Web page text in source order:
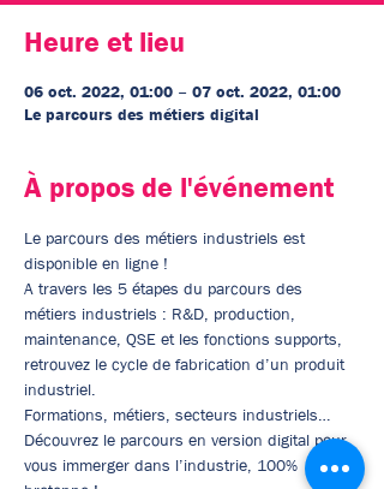
Heure et lieu
06 oct. 2022, 01:00 – 07 oct. 2022, 01:00
Le parcours des métiers digital
À propos de l'événement
Le parcours des métiers industriels est
disponible en ligne !
A travers les 5 étapes du parcours des
métiers industriels : R&D, production,
maintenance, QSE et les fonctions supports,
retrouvez le cycle de fabrication d’un produit
industriel.
Formations, métiers, secteurs industriels…
Découvrez le parcours en version digital pour
vous immerger dans l’industrie, 100%